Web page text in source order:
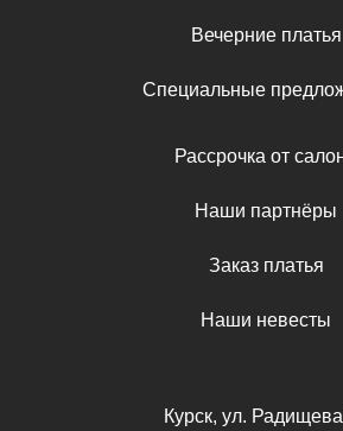
Вечерние платья
Специальные
Рассрочка от
Наши партнёры
Заказ платья
Наши невесты
Курск, ул.